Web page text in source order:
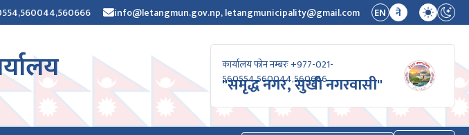
info@letangmun.gov.np, letangmunicipality@gmail.com EN ने
कार्यालय फोन नम्बरः +977-021-
560554,560044,560666
"समृद्ध नगर, सुखी नगरवासी"